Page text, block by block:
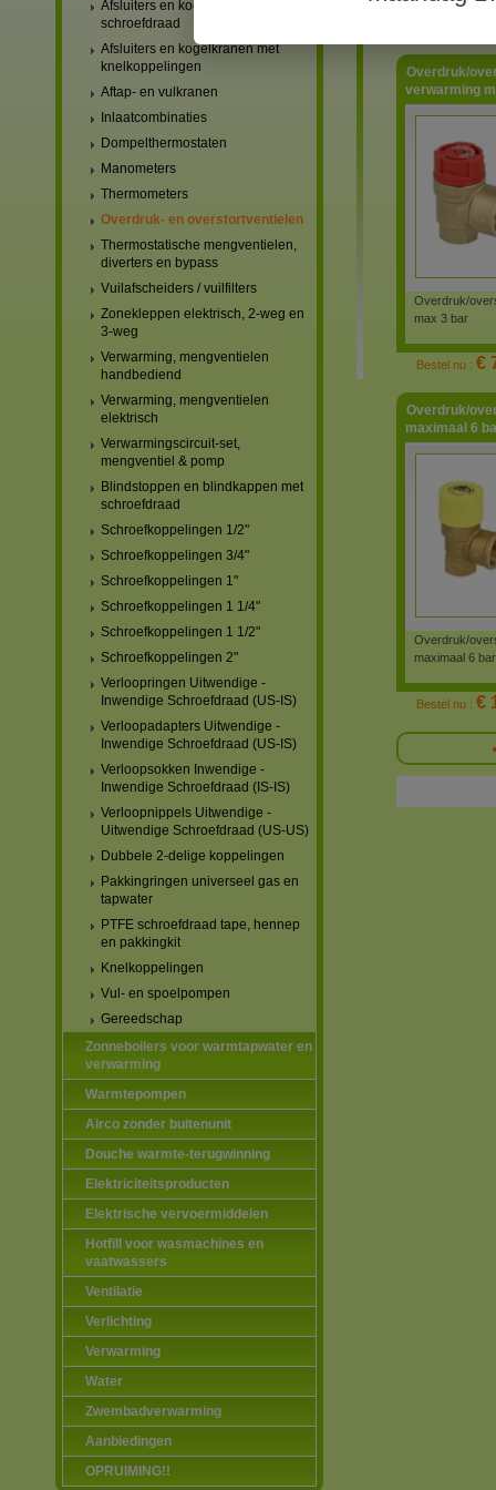
Afsluiters en kogelkranen met
schroefdraad
Afsluiters en kogelkranen met
knelkoppelingen
Aftap- en vulkranen
Inlaatcombinaties
Dompelthermostaten
Manometers
Thermometers
Overdruk- en overstortventielen
Thermostatische mengventielen,
diverters en bypass
Vuilafscheiders / vuilfilters
Zonekleppen elektrisch, 2-weg en
3-weg
Verwarming, mengventielen
handbediend
Verwarming, mengventielen
elektrisch
Verwarmingscircuit-set,
mengventiel & pomp
Blindstoppen en blindkappen met
schroefdraad
Schroefkoppelingen 1/2"
Schroefkoppelingen 3/4"
Schroefkoppelingen 1"
Schroefkoppelingen 1 1/4"
Schroefkoppelingen 1 1/2"
Schroefkoppelingen 2"
Verloopringen Uitwendige -
Inwendige Schroefdraad (US-IS)
Verloopadapters Uitwendige -
Inwendige Schroefdraad (US-IS)
Verloopsokken Inwendige -
Inwendige Schroefdraad (IS-IS)
Verloopnippels Uitwendige -
Uitwendige Schroefdraad (US-US)
Dubbele 2-delige koppelingen
Pakkingringen universeel gas en
tapwater
PTFE schroefdraad tape, hennep
en pakkingkit
Knelkoppelingen
Vul- en spoelpompen
Gereedschap
Zonneboilers voor warmtapwater en
verwarming
Warmtepompen
Airco zonder buitenunit
Douche warmte-terugwinning
Elektriciteitsproducten
Elektrische vervoermiddelen
Hotfill voor wasmachines en
vaatwassers
Ventilatie
Verlichting
Verwarming
Water
Zwembadverwarming
Aanbiedingen
OPRUIMING!!
Overdruk/
verwarming
Overdruk/
max 3 bar
Bestel nu : €
Overdruk/
maximaal 6
Overdruk/
maximaal 6 bar
Bestel nu : €